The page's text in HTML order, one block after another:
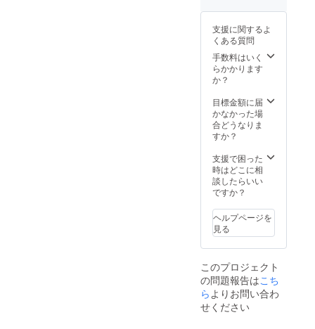
状況、
使用部
材の供
況、製
造工程
より出
荷時期
が遅れ
ます。
※皆様の
ご支援
により
量産効
率が向
場合、
正規販
売価格
が販売
予定価
格より
下がる
上した
場合、
正規販
売価格
が販売
予定価
可能性
もござ
いま
求書発
行事業
者登録
番号：
ご注文
状況、
使用部
材の供
給状
況、製
合等に
より出
荷時期
があり
ます。
※皆様の
ご支援
量産効
上した
場合、
売価格
が販売
予定価
格より
率は販
売予定
価格に
送料を
含む合
計金額
です。
※デザイ
ン・仕
る可能
性もご
ざいま
す。ご
ださ
い。 ※
ご注文
状況、
材の供
給状
況、製
造工程
上の都
18,860
支援可
能で
す。 ※
消費税
み ※こ
ちらは
28L→3
るエク
ストラ
バー
ジョン
ます。
※ 割引
率は販
売予定
送料を
含む合
計金額
に対す
るもの
支援に関するよ
くある質問
手数料はいく
らかかります
か？
目標金額に届
かなかった場
合どうなりま
すか？
支援で困った
時はどこに相
談したらいい
ですか？
ヘルプページを
見る
このプロジェクト
の問題報告はこち
らよりお問い合わ
せください